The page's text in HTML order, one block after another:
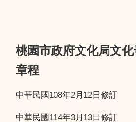
桃園市政府文化局文
章程
中華民國108年2月12日修訂
中華民國114年3月13日修訂